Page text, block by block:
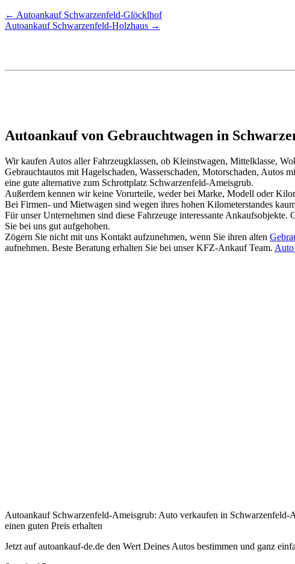
← Autoankauf Schwarzenfeld-Glöcklhof
Autoankauf Schwarzenfeld-Holzhaus →
Autoankauf von Gebrauchtwagen in
Wir kaufen Autos aller Fahrzeugklassen, ob Kleinstwagen, Mittelklasse,
Gebrauchtautos mit Hagelschaden, Wasserschaden, Motorschaden, Autos
eine gute alternative zum Schrottplatz Schwarzenfeld-Ameisgrub.
Außerdem kennen wir keine Vorurteile, weder bei Marke, Modell oder
Bei Firmen- und Mietwagen sind wegen ihres hohen Kilometerstandes
Für unser Unternehmen sind diese Fahrzeuge interessante
Sie bei uns gut aufgehoben.
Zögern Sie nicht mit uns Kontakt aufzunehmen, wenn Sie ihren alten
aufnehmen. Beste Beratung erhalten Sie bei unser KFZ-Ankauf Team.
Autoankauf Schwarzenfeld-Ameisgrub: Auto verkaufen in Schwarzenfeld-
einen guten Preis erhalten
Jetzt auf autoankauf-de.de den Wert Deines Autos bestimmen und ganz